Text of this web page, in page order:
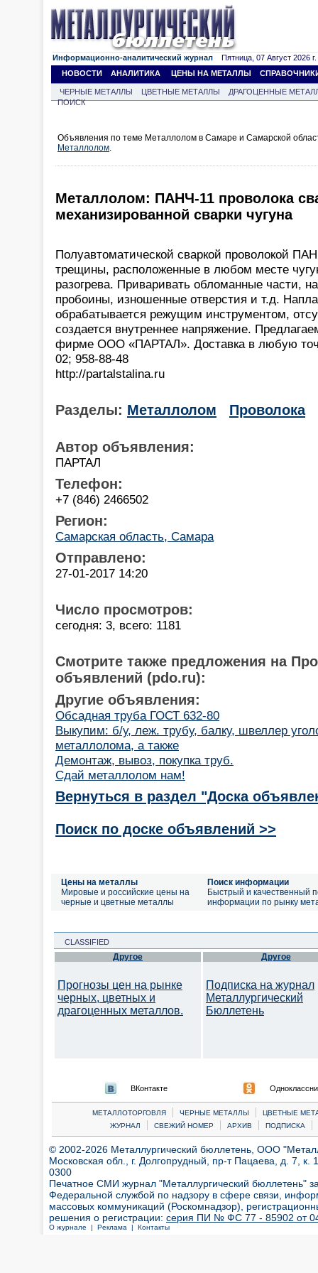
Информационно-аналитический журнал Пятница, 07 Август 2026 г.
НОВОСТИ
АНАЛИТИКА ЦЕНЫ НА МЕТАЛЛЫ
ЧЕРНЫЕ МЕТАЛЛЫ ЦВЕТНЫЕ МЕТАЛЛЫ
ДРАГОЦЕННЫЕ
ПОИСК
Объявления по теме Металлолом в Самаре и Самарской
Металлолом.
Металлолом: ПАНЧ-11 проволока
механизированной сварки чугуна
Полуавтоматической сваркой проволокой
трещины, расположенные в любом месте
разогрева. Приваривать обломанные части,
пробоины, изношенные отверстия и т.д.
обрабатывается режущим инструментом,
создается внутреннее напряжение.
фирме ООО «ПАРТАЛ». Доставка в любую
02; 958-88-48
http://partalstalina.ru
Разделы: Металлолом Проволока
Автор объявления:
ПАРТАЛ
Телефон:
+7 (846) 2466502
Регион:
Самарская область, Самара
Отправлено:
27-01-2017 14:20
Число просмотров:
сегодня: 3, всего: 1181
Смотрите также предложения на
объявлений (pdo.ru):
Другие объявления:
Обсадная труба ГОСТ 632-80
Выкупим: б/у, леж. трубу, балку, швеллер
металлолома, а также
Демонтаж, вывоз, покупка труб.
Сдай металлолом нам!
Вернуться в раздел "Доска
Поиск по доске объявлений >>
Цены на металлы
Мировые и российские цены на
черные и цветные металлы
Поиск информации
Быстрый и качественный
информации по рынку
CLASSIFIED
Другое
Прогнозы цен на рынке
черных, цветных и
драгоценных металлов.
Другое
Подписка на журнал
Металлургический
Бюллетень
ВКонтакте
МЕТАЛЛОТОРГОВЛЯ | ЧЕРНЫЕ МЕТАЛЛЫ |
ЦВЕТНЫЕ
ЖУРНАЛ
| СВЕЖИЙ НОМЕР | АРХИВ | ПОДПИСКА |
© 2002-2026 Металлургический бюллетень, ООО
Московская обл., г. Долгопрудный, пр-т Пацаева, д. 7,
0300
Печатное СМИ журнал "Металлургический бюллетень"
Федеральной службой по надзору в сфере связи,
массовых коммуникаций (Роскомнадзор),
решения о регистрации: серия ПИ № ФС 77 - 85902 от 04
О журнале | Реклама | Контакты